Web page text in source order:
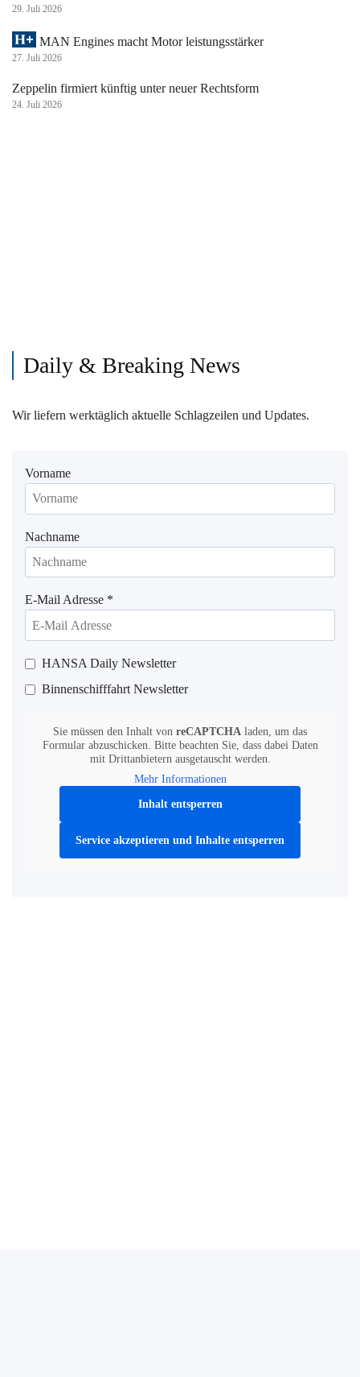
29. Juli 2026
MAN Engines macht Motor leistungsstärker
27. Juli 2026
Zeppelin firmiert künftig unter neuer Rechtsform
24. Juli 2026
Daily & Breaking News
Wir liefern werktäglich aktuelle Schlagzeilen und Updates.
Vorname
Nachname
E-Mail Adresse *
HANSA Daily Newsletter
Binnenschifffahrt Newsletter
Sie müssen den Inhalt von reCAPTCHA laden, um das
Formular abzuschicken. Bitte beachten Sie, dass dabei Daten
mit Drittanbietern ausgetauscht werden.
Mehr Informationen
Inhalt entsperren
Service akzeptieren und Inhalte entsperren